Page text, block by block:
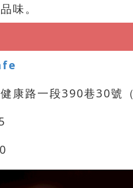
味。
康路一段390巷30號（